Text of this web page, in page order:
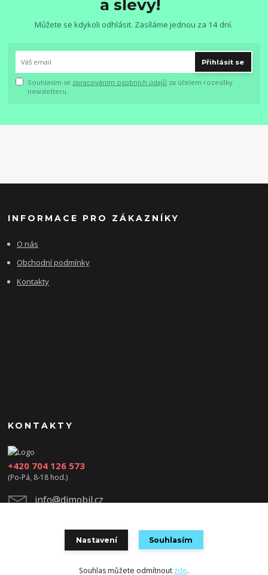
a slevy!
Můžete se kdykoli odhlásit. Zasíláme jednou za 14 dní.
Přihlásit se
Souhlasím se zpracováním osobních údajů za účelem rozesílky
newsletteru.
INFORMACE PRO ZÁKAZNÍKY
O nás
Obchodní podmínky
Kontakty
KONTAKTY
+420 704 126 573
(Po-Pá, 8-18 hod.)
info@djmobil.cz
Nastavení Souhlasím
Souhlas můžete odmítnout zde.